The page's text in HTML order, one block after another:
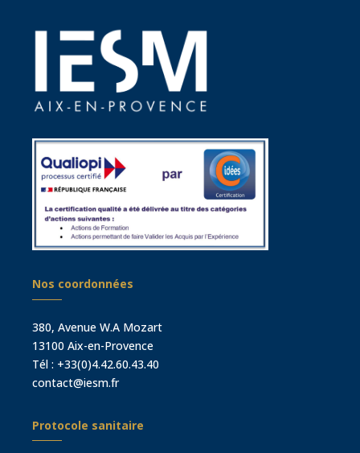
Nos coordonnées
380, Avenue W.A Mozart
13100 Aix-en-Provence
Tél : +33(0)4.42.60.43.40
contact@iesm.fr
Protocole sanitaire